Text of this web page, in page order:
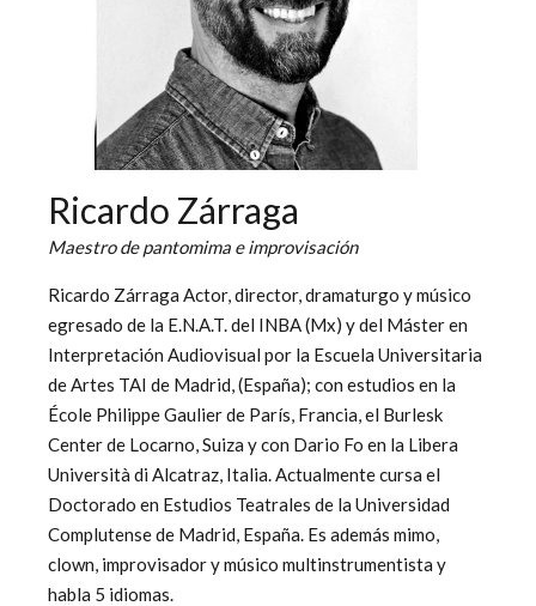
Ricardo Zárraga
Maestro de pantomima e improvisación
Ricardo Zárraga Actor, director, dramaturgo y músico
egresado de la E.N.A.T. del INBA (Mx) y del Máster en
Interpretación Audiovisual por la Escuela Universitaria
de Artes TAI de Madrid, (España); con estudios en la
École Philippe Gaulier de París, Francia, el Burlesk
Center de Locarno, Suiza y con Dario Fo en la Libera
Università di Alcatraz, Italia. Actualmente cursa el
Doctorado en Estudios Teatrales de la Universidad
Complutense de Madrid, España. Es además mimo,
clown, improvisador y músico multinstrumentista y
habla 5 idiomas.